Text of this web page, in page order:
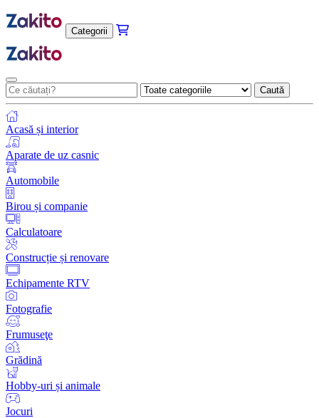
Categorii
Caută
Acasă și interior
Aparate de uz casnic
Automobile
Birou și companie
Calculatoare
Construcție și renovare
Echipamente RTV
Fotografie
Frumuseţe
Grădină
Hobby-uri și animale
Jocuri